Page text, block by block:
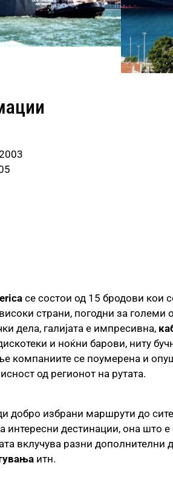
се состои од 15 бродови кои
страни, погодни за
дела, галијата е импресивна,
и ноќни барови, ниту
компаниите се поумерена и
од регионот на рутата.
добро избрани маршрути до
интересни дестинации, она што
вклучува разни дополнителни
итн.